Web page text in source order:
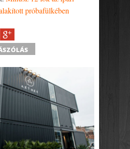
próbafülkében
SHARE